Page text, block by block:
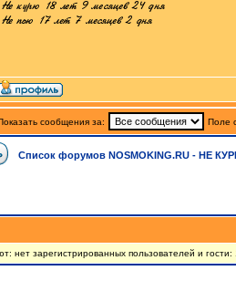
сообщения за: Поле
Список форумов NOSMOKING.RU - НЕ
нет зарегистрированных пользователей и гости: